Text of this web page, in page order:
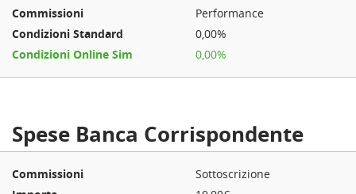
Performance
0,00%
0,00%
Spese Banca Corrispondente
Sottoscrizione